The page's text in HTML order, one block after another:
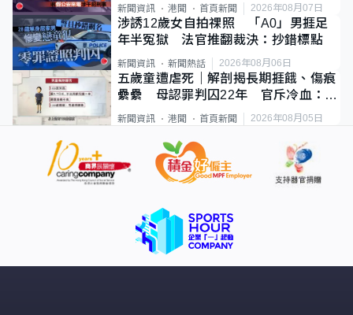
新聞資訊 港聞 首頁新聞 2026年08月07日
涉誘12歲女自拍祼照 「A0」男捱足
年半冤獄 法官推翻裁決：抄錯標點
新聞資訊 新聞熱話 2026年08月06日
五歲童遭虐死｜解剖揭長期捱餓、傷痕
纍纍 母認罪判囚22年 官斥冷血：同
類案最惡劣
新聞資訊 港聞 首頁新聞 2026年08月05日